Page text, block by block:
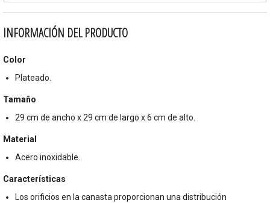
INFORMACIÓN DEL PRODUCTO
Color
Plateado.
Tamaño
29 cm de ancho x 29 cm de largo x 6 cm de alto.
Material
Acero inoxidable.
Características
Los orificios en la canasta proporcionan una distribución